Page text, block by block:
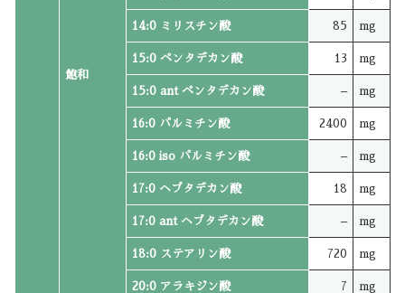
飽和
14:0 ミリスチン酸 85 mg
15:0 ペンタデカン酸 13 mg
15:0 ant ペンタデカン酸 – mg
16:0 パルミチン酸 2400 mg
16:0 iso パルミチン酸 – mg
17:0 ヘプタデカン酸 18 mg
17:0 ant ヘプタデカン酸 – mg
18:0 ステアリン酸 720 mg
20:0 アラキジン酸 7 mg